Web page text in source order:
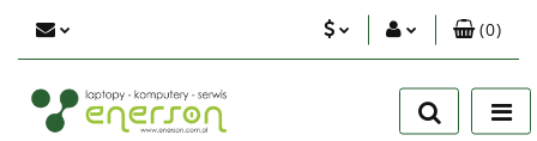
Zaloguj się
Zarejestruj się
(0)